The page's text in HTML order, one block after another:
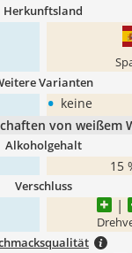
Herkunftsland
Varianten
• keine
von weißem
Alkoholgehalt
15
Verschluss